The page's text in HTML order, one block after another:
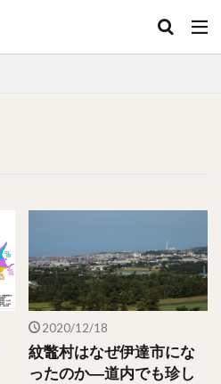
2020/12/18
紋鼈村はなぜ伊達市にな
ったのか―道内でも珍し